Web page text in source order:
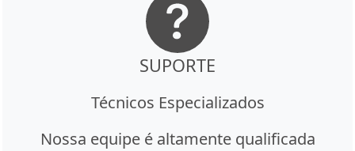
SUPORTE
Técnicos Especializados
Nossa equipe é altamente qualificada